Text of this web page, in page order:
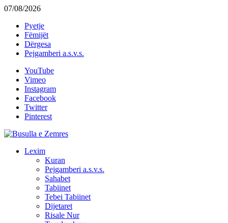
07/08/2026
Pyetje
Fëmijët
Dërgesa
Pejgamberi a.s.v.s.
YouTube
Vimeo
Instagram
Facebook
Twitter
Pinterest
Lexim
Kuran
Pejgamberi a.s.v.s.
Sahabet
Tabiinet
Tebei Tabiinet
Dijetaret
Risale Nur